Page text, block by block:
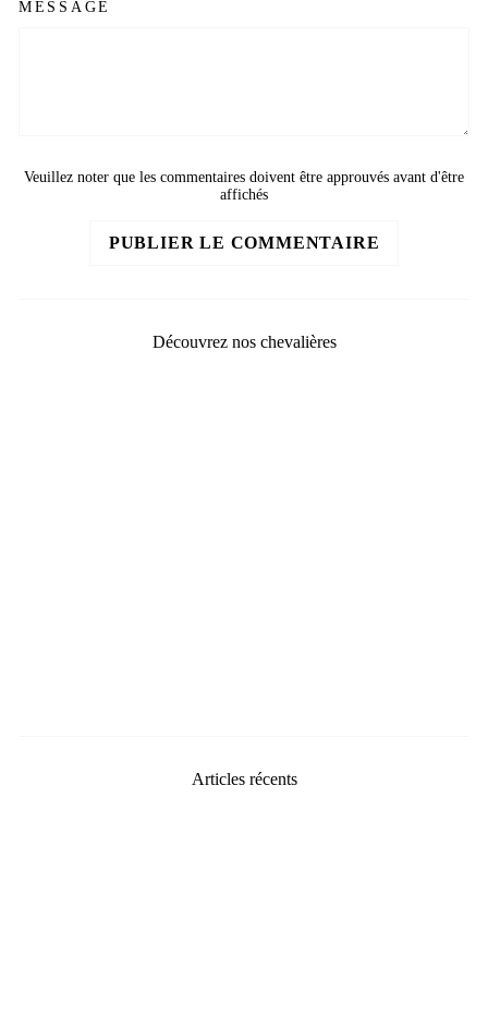
MESSAGE
Veuillez noter que les commentaires doivent être approuvés avant d'être
affichés
PUBLIER LE COMMENTAIRE
Découvrez nos chevalières
Articles récents